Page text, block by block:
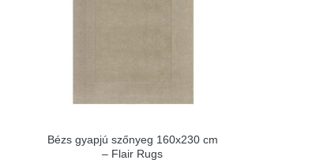
Bézs gyapjú szőnyeg 160x230 cm
– Flair Rugs